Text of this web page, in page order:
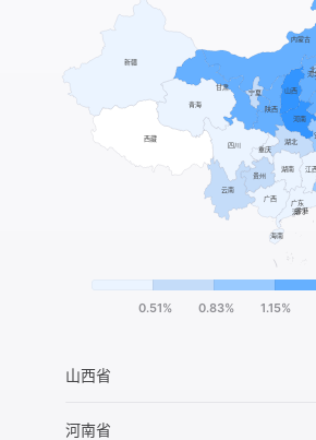
0.51% 0.83% 1.15%
山西省
河南省